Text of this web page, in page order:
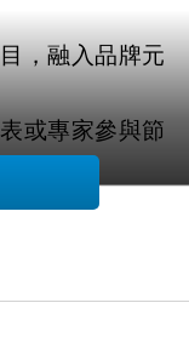
，融入品牌元
或專家參與節